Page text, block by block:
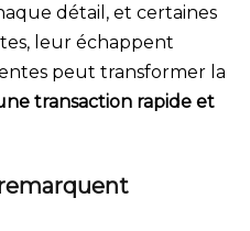
détail, et certaines
leur échappent
peut transformer la
transaction rapide et